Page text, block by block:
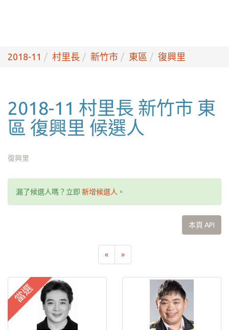
2018-11 村里長 新竹市 東區 復興里
2018-11 村里長 新竹市 東
區 復興里 候選人
復興里
漏了候選人嗎？立即 新增候選人 。
本頁 API
« »
當選